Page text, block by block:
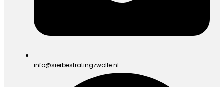
info@sierbestratingzwolle.nl